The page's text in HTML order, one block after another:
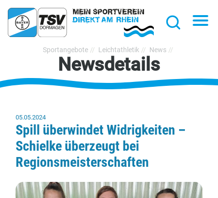
TSV
Dormagen
1920
Sportangebote Leichtathletik News
Newsdetails
05.05.2024
Spill überwindet Widrigkeiten –
Schielke überzeugt bei
Regionsmeisterschaften